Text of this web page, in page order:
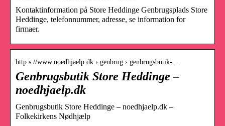
Kontaktinformation på Store Heddinge Genbrugsplads Store
Heddinge, telefonnummer, adresse, se information for
firmaer.
http s://www.noedhjaelp.dk › genbrug › genbrugsbutik-…
Genbrugsbutik Store Heddinge –
noedhjaelp.dk
Genbrugsbutik Store Heddinge – noedhjaelp.dk –
Folkekirkens Nødhjælp